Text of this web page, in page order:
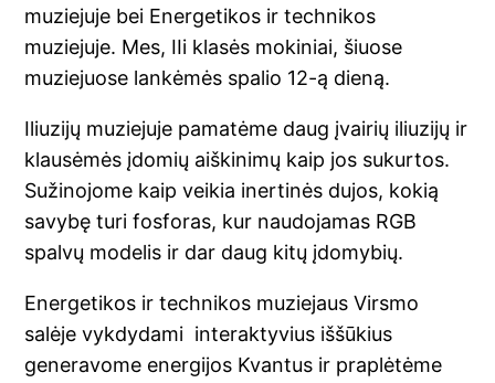
muziejuje bei Energetikos ir technikos
muziejuje. Mes, IIi klasės mokiniai, šiuose
muziejuose lankėmės spalio 12-ą dieną.
Iliuzijų muziejuje pamatėme daug įvairių iliuzijų ir
klausėmės įdomių aiškinimų kaip jos sukurtos.
Sužinojome kaip veikia inertinės dujos, kokią
savybę turi fosforas, kur naudojamas RGB
spalvų modelis ir dar daug kitų įdomybių.
Energetikos ir technikos muziejaus Virsmo
salėje vykdydami interaktyvius iššūkius
generavome energijos Kvantus ir praplėtėme